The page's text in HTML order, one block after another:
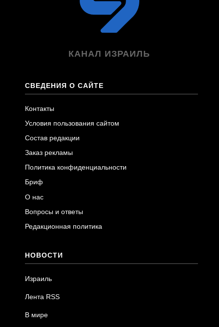
КАНАЛ ИЗРАИЛЬ
СВЕДЕНИЯ О САЙТЕ
Контакты
Условия пользования сайтом
Состав редакции
Заказ рекламы
Политика конфиденциальности
Бриф
О нас
Вопросы и ответы
Редакционная политика
НОВОСТИ
Израиль
Лента RSS
В мире